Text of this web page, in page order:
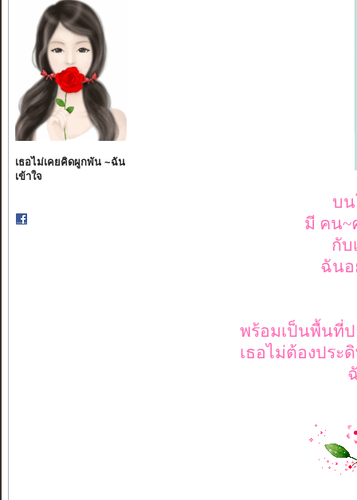
เธอไม่เคยคิดผูกพัน ~ฉัน
เข้าใจ
บน
มี คน~
กับ
ฉันอ
พร้อมเป็นพื้นที่ป
เธอไม่ต้องประ